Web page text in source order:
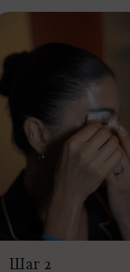
Шаг 2